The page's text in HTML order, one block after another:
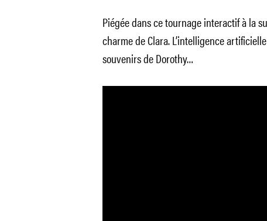
Piégée dans ce tournage interactif à la
charme de Clara. L’intelligence
souvenirs de Dorothy…